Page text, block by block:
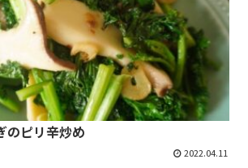
のピリ辛炒め
2022.04.11